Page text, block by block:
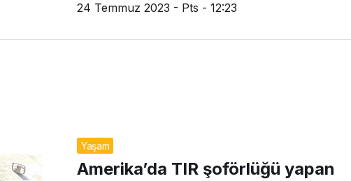
24 Temmuz 2023 - Pts - 12:23
Yaşam
Amerika’da TIR şoförlüğü yapan